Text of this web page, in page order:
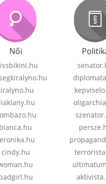
Női
bianca.hu
cindy.hu